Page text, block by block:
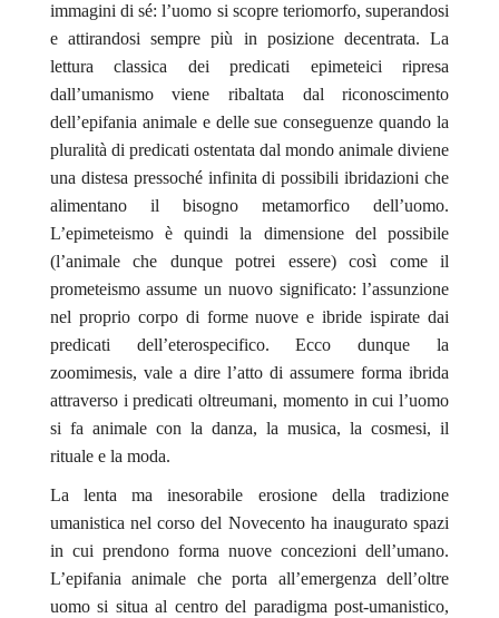
immagini di sé: l’uomo si scopre teriomorfo, superandosi
e attirandosi sempre più in posizione decentrata. La
lettura classica dei predicati epimeteici ripresa
dall’umanismo viene ribaltata dal riconoscimento
dell’epifania animale e delle sue conseguenze quando la
pluralità di predicati ostentata dal mondo animale diviene
una distesa pressoché infinita di possibili ibridazioni che
alimentano il bisogno metamorfico dell’uomo.
L’epimeteismo è quindi la dimensione del possibile
(l’animale che dunque potrei essere) così come il
prometeismo assume un nuovo significato: l’assunzione
nel proprio corpo di forme nuove e ibride ispirate dai
predicati dell’eterospecifico. Ecco dunque la
zoomimesis, vale a dire l’atto di assumere forma ibrida
attraverso i predicati oltreumani, momento in cui l’uomo
si fa animale con la danza, la musica, la cosmesi, il
rituale e la moda.
La lenta ma inesorabile erosione della tradizione
umanistica nel corso del Novecento ha inaugurato spazi
in cui prendono forma nuove concezioni dell’umano.
L’epifania animale che porta all’emergenza dell’oltre
uomo si situa al centro del paradigma post-umanistico,